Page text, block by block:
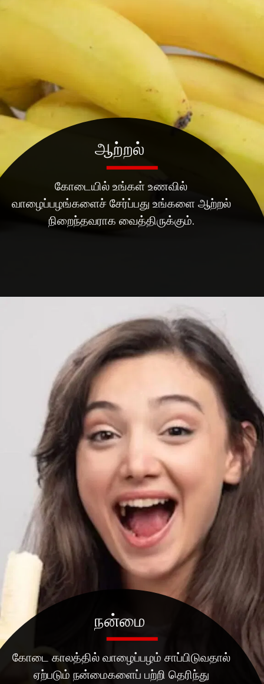
கோடையில் உங்கள் உணவில்
வாழைப்பழங்களைச் சேர்ப்பது உங்களை ஆற்றல்
ஆற்றல்
கோடை காலத்தில் வாழைப்பழம் சாப்பிடுவதால்
ஏற்படும் நன்மைகளைப் பற்றி தெரிந்து
நன்மை